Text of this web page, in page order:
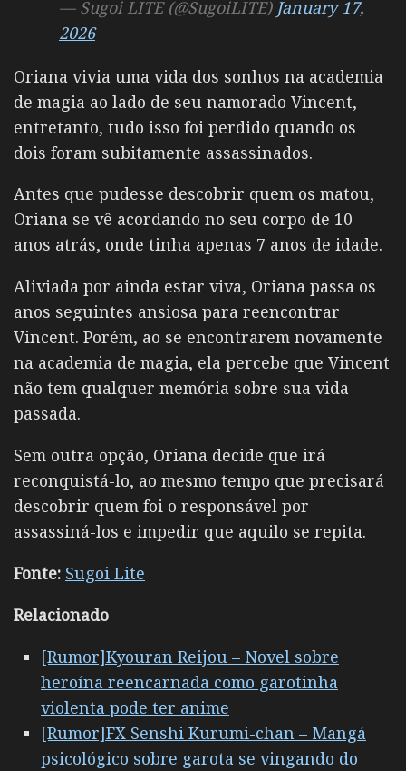
— Sugoi LITE (@SugoiLITE) January 17,
2026
Oriana vivia uma vida dos sonhos na academia
de magia ao lado de seu namorado Vincent,
entretanto, tudo isso foi perdido quando os
dois foram subitamente assassinados.
Antes que pudesse descobrir quem os matou,
Oriana se vê acordando no seu corpo de 10
anos atrás, onde tinha apenas 7 anos de idade.
Aliviada por ainda estar viva, Oriana passa os
anos seguintes ansiosa para reencontrar
Vincent. Porém, ao se encontrarem novamente
na academia de magia, ela percebe que Vincent
não tem qualquer memória sobre sua vida
passada.
Sem outra opção, Oriana decide que irá
reconquistá-lo, ao mesmo tempo que precisará
descobrir quem foi o responsável por
assassiná-los e impedir que aquilo se repita.
Fonte: Sugoi Lite
Relacionado
[Rumor]Kyouran Reijou – Novel sobre
heroína reencarnada como garotinha
violenta pode ter anime
[Rumor]FX Senshi Kurumi-chan – Mangá
psicológico sobre garota se vingando do